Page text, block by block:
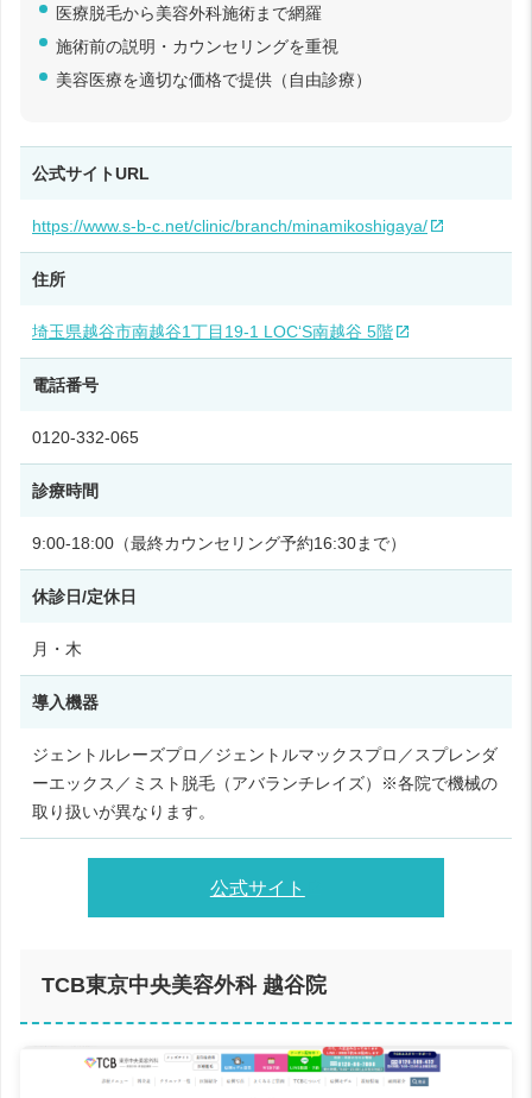
医療脱毛から美容外科施術まで網羅
施術前の説明・カウンセリングを重視
美容医療を適切な価格で提供（自由診療）
公式サイトURL
https://www.s-b-c.net/clinic/branch/minamikoshigaya/
住所
埼玉県越谷市南越谷1丁目19-1 LOC‘S南越谷 5階
電話番号
0120-332-065
診療時間
9:00‑18:00（最終カウンセリング予約16:30まで）
休診日/定休日
月・木
導入機器
ジェントルレーズプロ／ジェントルマックスプロ／スプレンダ
ーエックス／ミスト脱毛（アバランチレイズ）※各院で機械の
取り扱いが異なります。
公式サイト
TCB東京中央美容外科 越谷院